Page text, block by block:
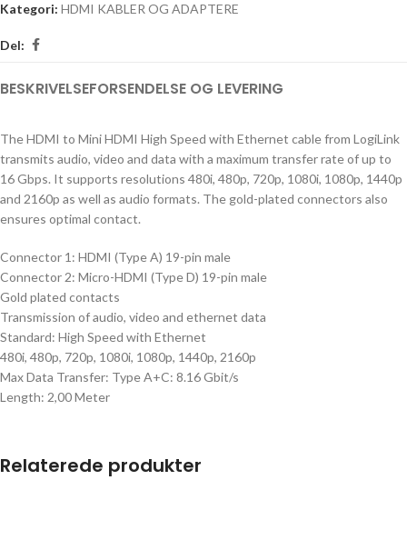
Kategori: HDMI KABLER OG ADAPTERE
Del:
BESKRIVELSEFORSENDELSE OG LEVERING
The HDMI to Mini HDMI High Speed with Ethernet cable from LogiLink
transmits audio, video and data with a maximum transfer rate of up to
16 Gbps. It supports resolutions 480i, 480p, 720p, 1080i, 1080p, 1440p
and 2160p as well as audio formats. The gold-plated connectors also
ensures optimal contact.
Connector 1: HDMI (Type A) 19-pin male
Connector 2: Micro-HDMI (Type D) 19-pin male
Gold plated contacts
Transmission of audio, video and ethernet data
Standard: High Speed with Ethernet
480i, 480p, 720p, 1080i, 1080p, 1440p, 2160p
Max Data Transfer: Type A+C: 8.16 Gbit/s
Length: 2,00 Meter
Relaterede produkter